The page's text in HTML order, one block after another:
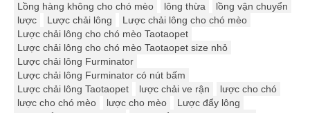
Lồng hàng không cho chó mèo
lông thừa
lồng vận chuyển
lược
Lược chải lông
Lược chải lông cho chó mèo
Lược chải lông cho chó mèo Taotaopet
Lược chải lông cho chó mèo Taotaopet size nhỏ
Lược chải lông Furminator
Lược chải lông Furminator có nút bấm
Lược chải lông Taotaopet
lược chải ve rận
lược cho chó
lược cho chó mèo
lược cho mèo
Lược đẩy lông